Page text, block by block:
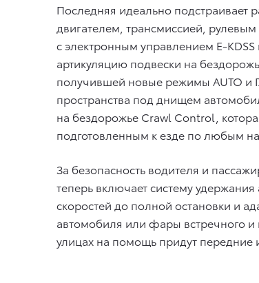
Последняя идеально подстраивает
двигателем, трансмиссией,
с электронным управлением E-
артикуляцию подвески на
получившей новые режимы AUTO и
пространства под днищем
на бездорожье Crawl Control,
подготовленным к езде по любым
За безопасность водителя и
теперь включает систему
скоростей до полной остановки и
автомобиля или фары встречного и
улицах на помощь придут передние